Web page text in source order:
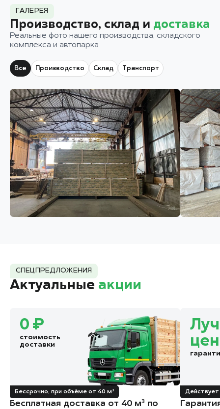
ГАЛЕРЕЯ
Производство, склад и доставка
Реальные фото нашего производства, складского
комплекса и автопарка
Все Производство Склад Транспорт
СПЕЦПРЕДЛОЖЕНИЯ
Актуальные акции
0 ₽
стоимость
доставки
Бессрочно, при объёме от 40 м³
Бесплатная доставка от 40 м³ по